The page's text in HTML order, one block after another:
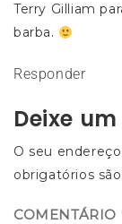
Terry Gilliam
barba.
Responder
Deixe
O seu
obrigatórios
COMENTÁRIO